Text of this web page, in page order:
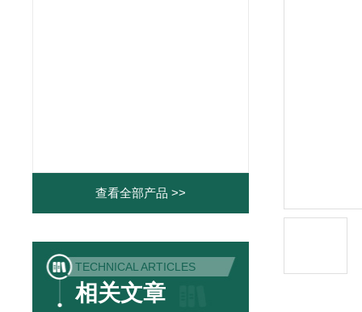
查看全部产品 >>
TECHNICAL ARTICLES
相关文章